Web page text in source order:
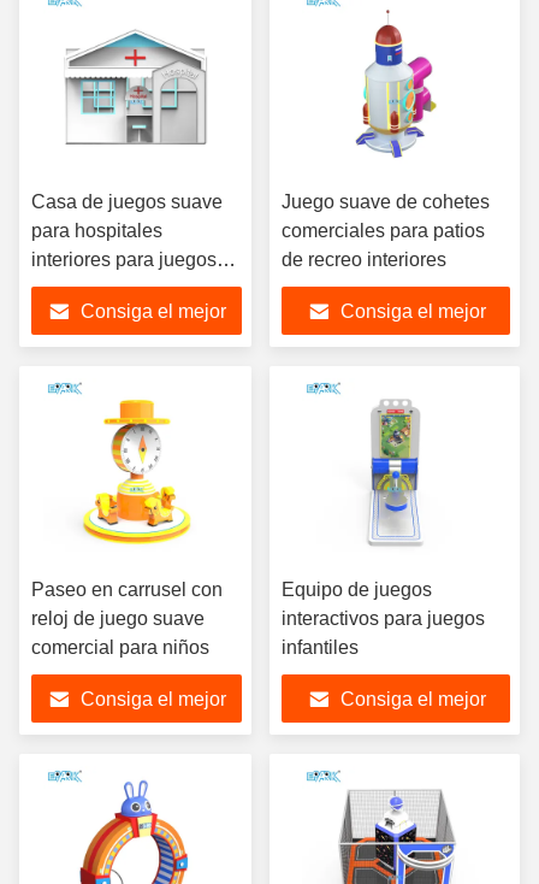
Casa de juegos suave
para hospitales
interiores para juegos
infantiles
Consiga el mejor
Juego suave de cohetes
comerciales para patios
de recreo interiores
Consiga el mejor
Paseo en carrusel con
reloj de juego suave
comercial para niños
Consiga el mejor
Equipo de juegos
interactivos para juegos
infantiles
Consiga el mejor